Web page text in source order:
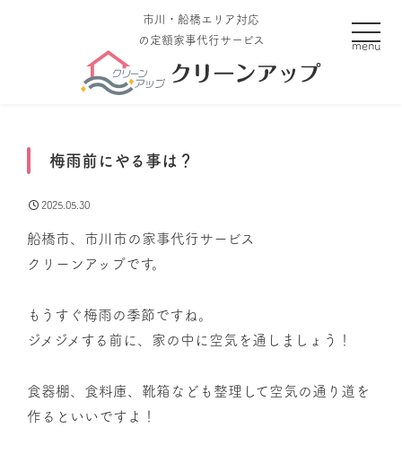
市川・船橋エリア対応
の定額家事代行サービス
toggle
梅雨前にやる事は？
2025.05.30
船橋市、市川市の家事代行サービス
クリーンアップです。
もうすぐ梅雨の季節ですね。
ジメジメする前に、家の中に空気を通しましょう！
食器棚、食料庫、靴箱なども整理して空気の通り道を
作るといいですよ！